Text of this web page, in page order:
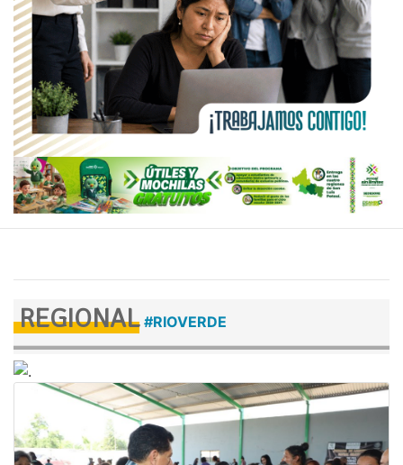
REGIONAL #RIOVERDE